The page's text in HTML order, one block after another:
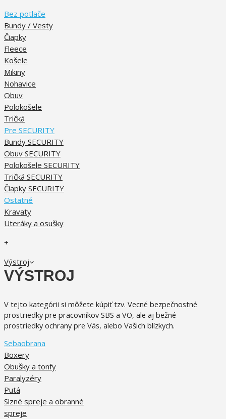
Bez potlače
Bundy / Vesty
Čiapky
Fleece
Košele
Mikiny
Nohavice
Obuv
Polokošele
Tričká
Pre SECURITY
Bundy SECURITY
Obuv SECURITY
Polokošele SECURITY
Tričká SECURITY
Čiapky SECURITY
Ostatné
Kravaty
Uteráky a osušky
+
Výstroj
VÝSTROJ
V tejto kategórii si môžete kúpiť tzv. Vecné bezpečnostné
prostriedky pre pracovníkov SBS a VO, ale aj bežné
prostriedky ochrany pre Vás, alebo Vašich blízkych.
Sebaobrana
Boxery
Obušky a tonfy
Paralyzéry
Putá
Slzné spreje a obranné
spreje